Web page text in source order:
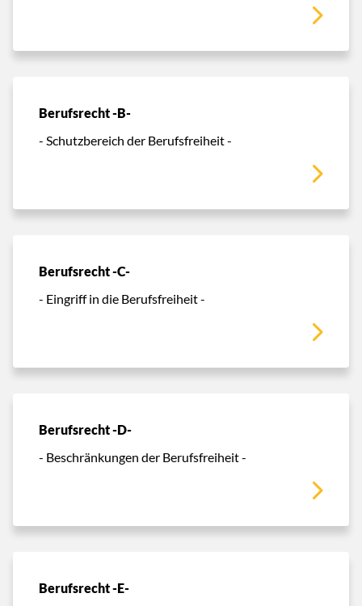
Berufsrecht -B-
- Schutzbereich der Berufsfreiheit -
Berufsrecht -C-
- Eingriff in die Berufsfreiheit -
Berufsrecht -D-
- Beschränkungen der Berufsfreiheit -
Berufsrecht -E-